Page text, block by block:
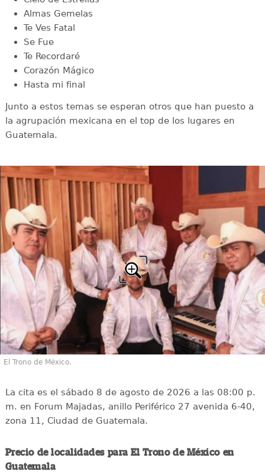
Almas Gemelas
Te Ves Fatal
Se Fue
Te Recordaré
Corazón Mágico
Hasta mi final
Junto a estos temas se esperan otros que han puesto a
la agrupación mexicana en el top de los lugares en
Guatemala.
El Trono de México.
La cita es el sábado 8 de agosto de 2026 a las 08:00 p.
m. en Forum Majadas, anillo Periférico 27 avenida 6-40,
zona 11, Ciudad de Guatemala.
Precio de localidades para El Trono de México en
Guatemala